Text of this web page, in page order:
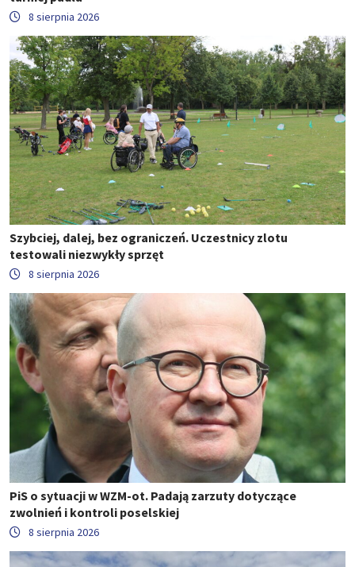
8 sierpnia 2026
Szybciej, dalej, bez ograniczeń. Uczestnicy zlotu
testowali niezwykły sprzęt
8 sierpnia 2026
PiS o sytuacji w WZM-ot. Padają zarzuty dotyczące
zwolnień i kontroli poselskiej
8 sierpnia 2026